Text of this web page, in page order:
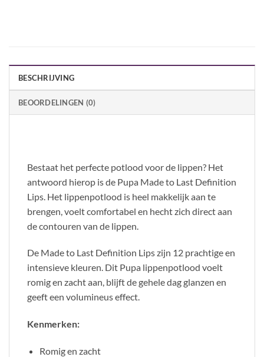
BESCHRIJVING
BEOORDELINGEN (0)
Bestaat het perfecte potlood voor de lippen? Het
antwoord hierop is de Pupa Made to Last Definition
Lips. Het lippenpotlood is heel makkelijk aan te
brengen, voelt comfortabel en hecht zich direct aan
de contouren van de lippen.
De Made to Last Definition Lips zijn 12 prachtige en
intensieve kleuren. Dit Pupa lippenpotlood voelt
romig en zacht aan, blijft de gehele dag glanzen en
geeft een volumineus effect.
Kenmerken:
Romig en zacht